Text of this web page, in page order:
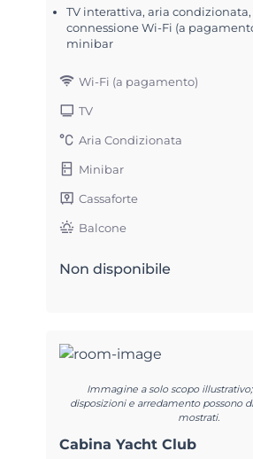
TV interattiva, aria
connessione Wi-Fi (a
minibar
Wi-Fi (a pagamento)
TV
Aria Condizionata
Minibar
Cassaforte
Balcone
Non disponibile
Immagine a solo scopo
disposizioni e arredamento possono
mostrati.
Cabina Yacht Club